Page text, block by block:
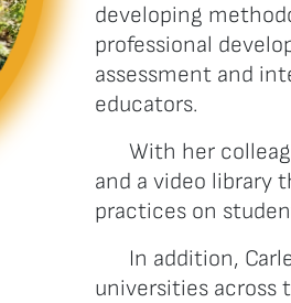
developing
professional
assessment and
educators.
With her
and a video library
practices on
In addition,
universities across